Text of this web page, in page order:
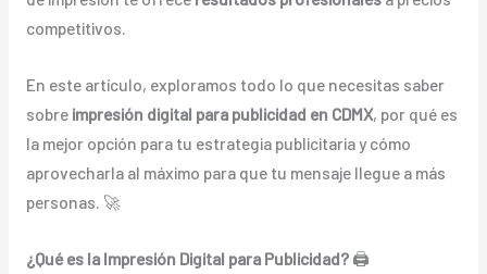
competitivos.
En este artículo, exploramos todo lo que necesitas saber
sobre impresión digital para publicidad en CDMX, por qué es
la mejor opción para tu estrategia publicitaria y cómo
aprovecharla al máximo para que tu mensaje llegue a más
personas. 🚀
¿Qué es la Impresión Digital para Publicidad?🖨️